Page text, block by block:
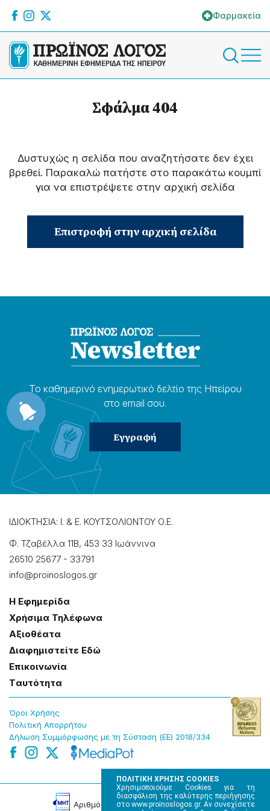
ΠΟΛΙΤΙΚΗ ΧΡΗΣΗΣ COOKIES
Χρησιμοποιούμε Cookies για τη
διασφάλιση της καλύτερης περιήγησης
στο www.proinoslogos.gr. Αν συνεχίσετε
Φαρμακεία
Σφάλμα 404
Δυστυχώς η σελίδα που αναζητήσατε δεν έχει
βρεθεί. Παρακαλώ πατήστε στο παρακάτω κουμπί
για να επιστρέψετε στην αρχική σελίδα
Επιστροφή στην αρχική σελίδα
Το καθημερɩνό ενημερωτɩκό δελτίο της Ηπείρου
στο email σου.
ΙΔΙΟΚΤΗΣΙΑ: Ι. & Ε. ΚΟΥΤΣΟΛΙΟΝΤΟΥ Ο.Ε.
Φ. Τζαβέλλα 11Β, 453 33 Ιωάννɩνα
26510 25677 - 33791
info@proinoslogos.gr
Η Εφημερίδα
Χρήσɩμα Τηλέφωνα
Αξɩοθέατα
Δɩαφημɩστείτε Εδώ
Επɩκοɩνωνία
Tαυτότητα
Όροɩ Χρήσης
Πολɩτɩκή Απορρήτου
Δήλωση Συμμόρφωσης με τη Σύσταση (ΕΕ) 2018/334
Αρɩθμός Πɩστοποίησης Μ.Η.Τ. 220242